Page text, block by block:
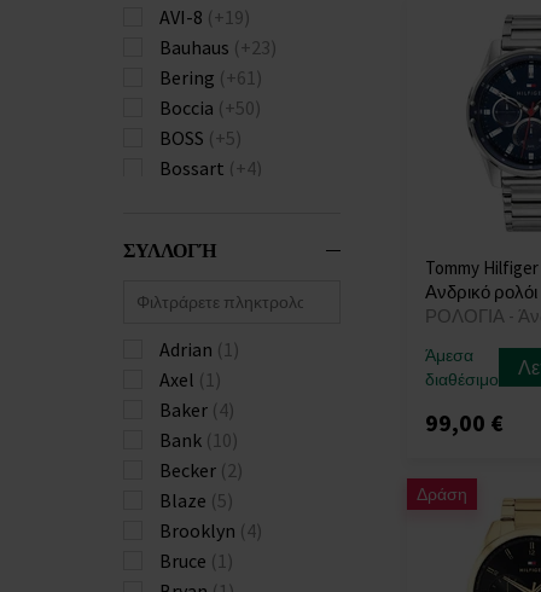
AVI-8 (+19)
Bauhaus (+23)
Bering (+61)
Boccia (+50)
BOSS (+5)
Bossart (+4)
Calvin Klein
Carneo
(+18)
Casio(+576)
Citizen
Claude Bernard
Daniel Wellington
(+4)
Diesel(+136)
Donoval(+21)
Duxot (+1)
Edox(+10)
ΣΥΛΛΟΓΉ
Adrian (1)
Axel (1)
Baker (4)
Bank (10)
Becker (2)
Blaze (5)
Brooklyn (4)
Bruce (1)
Tommy Hilfiger
Ανδρικό ρολόι
ΡΟΛΟΓΙΑ -
Άμεσα
διαθέσιμο
99,00 €
Δράση